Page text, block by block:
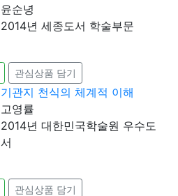
윤순녕
2014년 세종도서 학술부문
관심상품 담기
기관지 천식의 체계적 이해
고영률
2014년 대한민국학술원 우수도
서
관심상품 담기